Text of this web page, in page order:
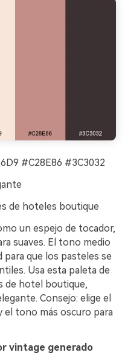
#C28E86 #3C3032
de hoteles boutique
un espejo de tocador,
suaves. El tono medio
que los pasteles se
Usa esta paleta de
de hotel boutique,
Consejo: elige el
tono más oscuro para
vintage generado